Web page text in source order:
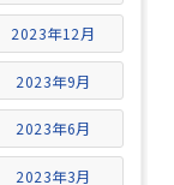
2023年12月
2023年9月
2023年6月
2023年3月